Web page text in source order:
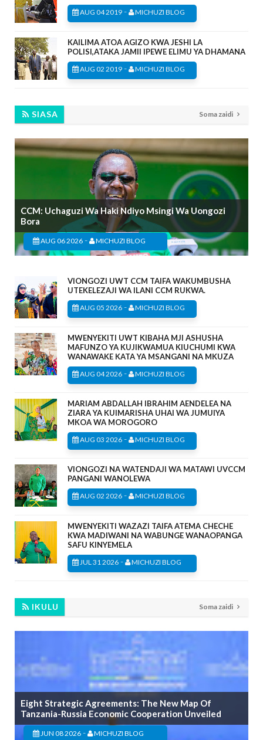
AUG 04 2019 - MICHUZI BLOG
KAILIMA ATOA AGIZO KWA JESHI LA
POLISI,ATAKA JAMII IPEWE ELIMU YA DHAMANA
AUG 02 2019 - MICHUZI BLOG
SIASA Soma zaidi
CCM: Uchaguzi Wa Haki Ndiyo Msingi Wa Uongozi
Bora
AUG 06 2026 - MICHUZI BLOG
VIONGOZI UWT CCM TAIFA WAKUMBUSHA
UTEKELEZAJI WA ILANI CCM RUKWA.
AUG 05 2026 - MICHUZI BLOG
MWENYEKITI UWT KIBAHA MJI ASHUSHA
MAFUNZO YA KUJIKWAMUA KIUCHUMI KWA
WANAWAKE KATA YA MSANGANI NA MKUZA
AUG 04 2026 - MICHUZI BLOG
MARIAM ABDALLAH IBRAHIM AENDELEA NA
ZIARA YA KUIMARISHA UHAI WA JUMUIYA
MKOA WA MOROGORO
AUG 03 2026 - MICHUZI BLOG
VIONGOZI NA WATENDAJI WA MATAWI UVCCM
PANGANI WANOLEWA
AUG 02 2026 - MICHUZI BLOG
MWENYEKITI WAZAZI TAIFA ATEMA CHECHE
KWA MADIWANI NA WABUNGE WANAOPANGA
SAFU KINYEMELA
JUL 31 2026 - MICHUZI BLOG
IKULU Soma zaidi
Eight Strategic Agreements: The New Map Of
Tanzania-Russia Economic Cooperation Unveiled
JUN 08 2026 - MICHUZI BLOG